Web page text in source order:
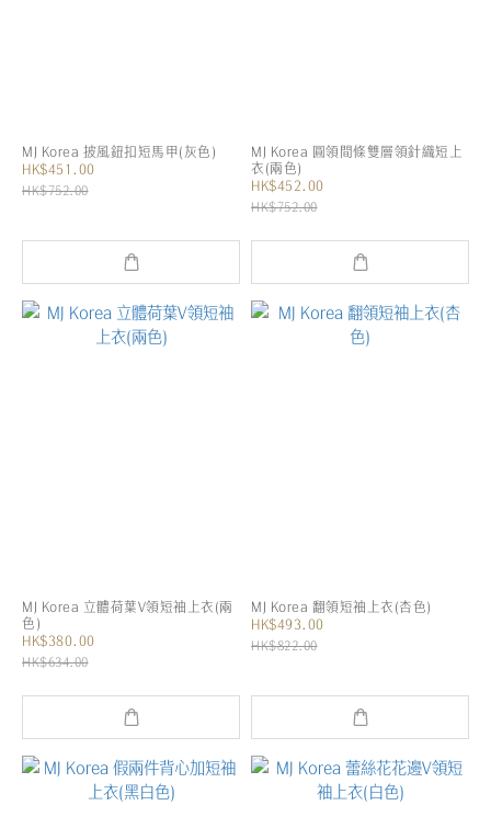
MJ Korea 披風鈕扣短馬甲(灰色)
HK$451.00
HK$752.00
MJ Korea 圓領間條雙層領針織短上
衣(兩色)
HK$452.00
HK$752.00
MJ Korea 立體荷葉V領短袖上衣(兩
色)
HK$380.00
HK$634.00
MJ Korea 翻領短袖上衣(杏色)
HK$493.00
HK$822.00